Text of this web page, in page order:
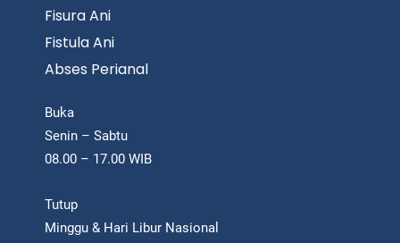
Fisura Ani
Fistula Ani
Abses Perianal
Buka
Senin – Sabtu
08.00 – 17.00 WIB
Tutup
Minggu & Hari Libur Nasional